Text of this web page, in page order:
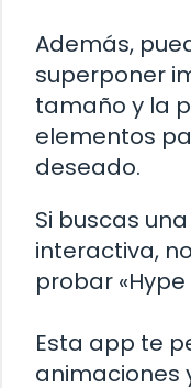
Además,
superponer
tamaño y la
elementos
deseado.
Si buscas
interactiva,
probar «Hype
Esta app te
animaciones